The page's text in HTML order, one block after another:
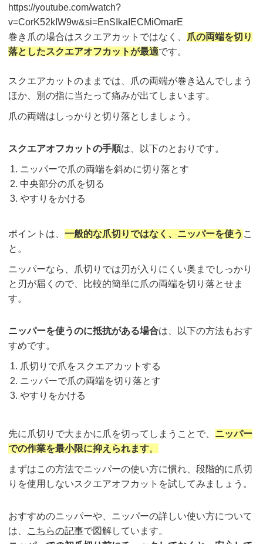
https://youtube.com/watch?
v=CorK52kIW9w&si=EnSIkaIECMiOmarE
巻き爪の場合はスクエアカットではなく、
爪の両端を切り
落としたスクエアオフカットが最適です。
スクエアカットのままでは、爪の両端が巻き込んでしまう
ほか、別の指に当たって痛みが出てしまいます。
爪の両端はしっかりと切り落としましょう。
スクエアオフカットの手順は、以下のとおりです。
ニッパーで爪の両端を斜めに切り落とす
中央部分の爪を切る
やすりをかける
ポイントは、一般的な爪切りではなく、ニッパーを使う こ
と。
ニッパーなら、爪切りでは刃が入りにくい奥までしっかり
と刃が届くので、比較的簡単に爪の両端を切り落とせま
す。
ニッパーを使うのに抵抗がある場合は、以下の方法もおす
すめです。
爪切りで爪をスクエアカットする
ニッパーで爪の両端を切り落とす
やすりをかける
先に爪切りで大まかに爪を切ってしまうことで、 ニッパー
での作業を最小限に抑えられます。
まずはこの方法でニッパーの使い方に慣れ、段階的に爪切
りを使用しないスクエアオフカットを試してみましょう。
おすすめのニッパーや、ニッパーの詳しい使い方について
は、
こちらの記事で図解しています。